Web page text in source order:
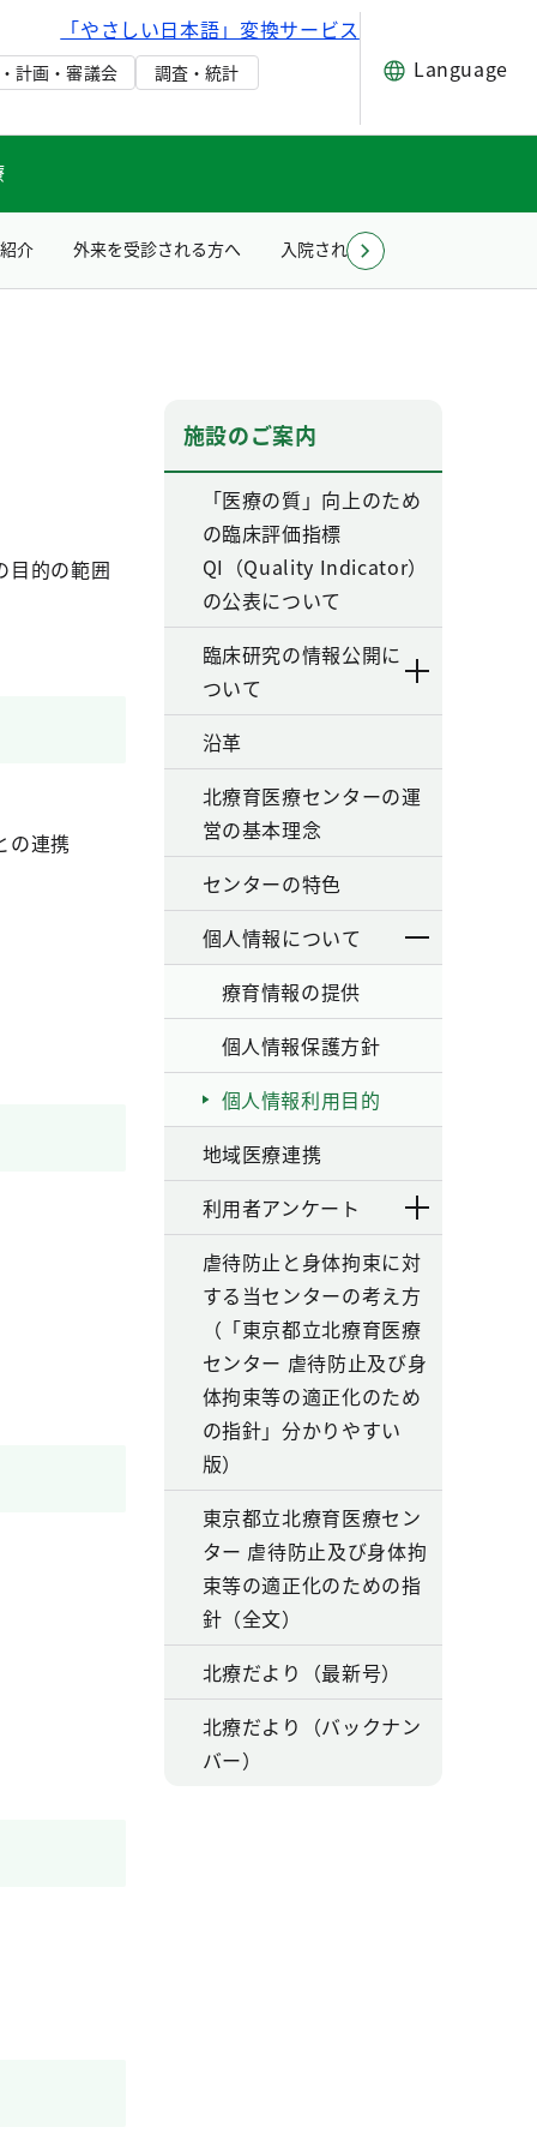
「やさしい日本語」変換サービス
計画・審議会
調査・統計
Language
介 外来を受診される方へ 入院される方へ
目的の範囲
の連携
施設のご案内
「医療の質」向上のため
の臨床評価指標
QI（Quality Indicator）
の公表について
臨床研究の情報公開に
ついて
沿革
北療育医療センターの運
営の基本理念
センターの特色
個人情報について
療育情報の提供
個人情報保護方針
個人情報利用目的
地域医療連携
利用者アンケート
虐待防止と身体拘束に対
する当センターの考え方
（「東京都立北療育医療
センター 虐待防止及び身
体拘束等の適正化のため
の指針」分かりやすい
版）
東京都立北療育医療セン
ター 虐待防止及び身体拘
束等の適正化のための指
針（全文）
北療だより（最新号）
北療だより（バックナン
バー）